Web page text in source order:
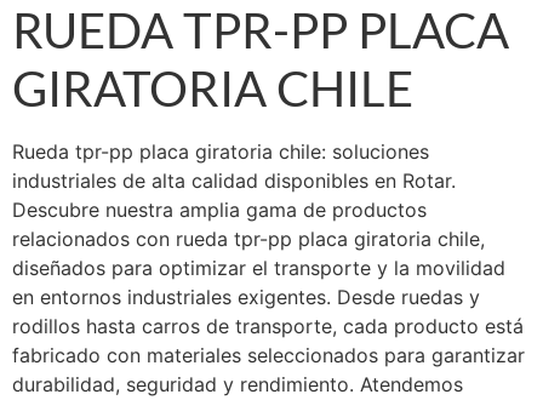
RUEDA TPR-PP PLACA
GIRATORIA CHILE
Rueda tpr-pp placa giratoria chile: soluciones
industriales de alta calidad disponibles en Rotar.
Descubre nuestra amplia gama de productos
relacionados con rueda tpr-pp placa giratoria chile,
diseñados para optimizar el transporte y la movilidad
en entornos industriales exigentes. Desde ruedas y
rodillos hasta carros de transporte, cada producto está
fabricado con materiales seleccionados para garantizar
durabilidad, seguridad y rendimiento. Atendemos